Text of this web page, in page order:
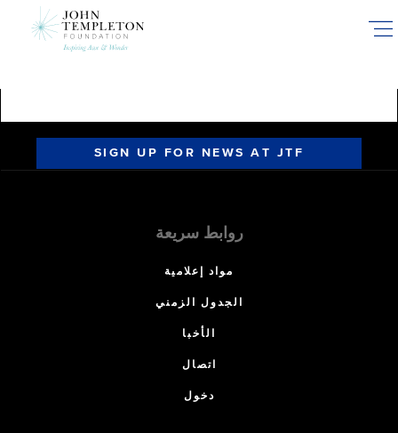
SIGN UP FOR NEWS AT JTF
روابط سريعة
مواد إعلامية
الجدول الزمني
الأخبا
اتصال
دخول